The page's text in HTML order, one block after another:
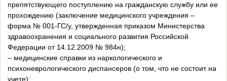
препятствующего поступлению на гражданскую службу или ее
прохождению (заключение медицинского учреждения –
форма № 001-ГС/у, утвержденная приказом Министерства
здравоохранения и социального развития Российской
Федерации от 14.12.2009 № 984н);
– медицинские справки из наркологического и
психоневрологического диспансеров (о том, что не состоит на
учете);